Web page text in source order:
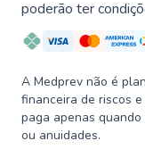
poderão ter
A Medprev não é
financeira de riscos
paga apenas
ou anuidades.